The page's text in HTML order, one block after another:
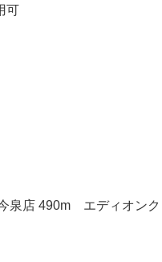
可
店 490m エディオンク